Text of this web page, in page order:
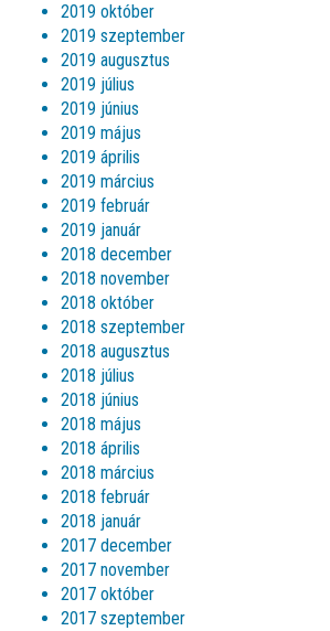
2019 október
2019 szeptember
2019 augusztus
2019 július
2019 június
2019 május
2019 április
2019 március
2019 február
2019 január
2018 december
2018 november
2018 október
2018 szeptember
2018 augusztus
2018 július
2018 június
2018 május
2018 április
2018 március
2018 február
2018 január
2017 december
2017 november
2017 október
2017 szeptember